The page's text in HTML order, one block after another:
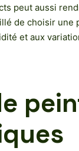
peut aussi
de choisir
et aux